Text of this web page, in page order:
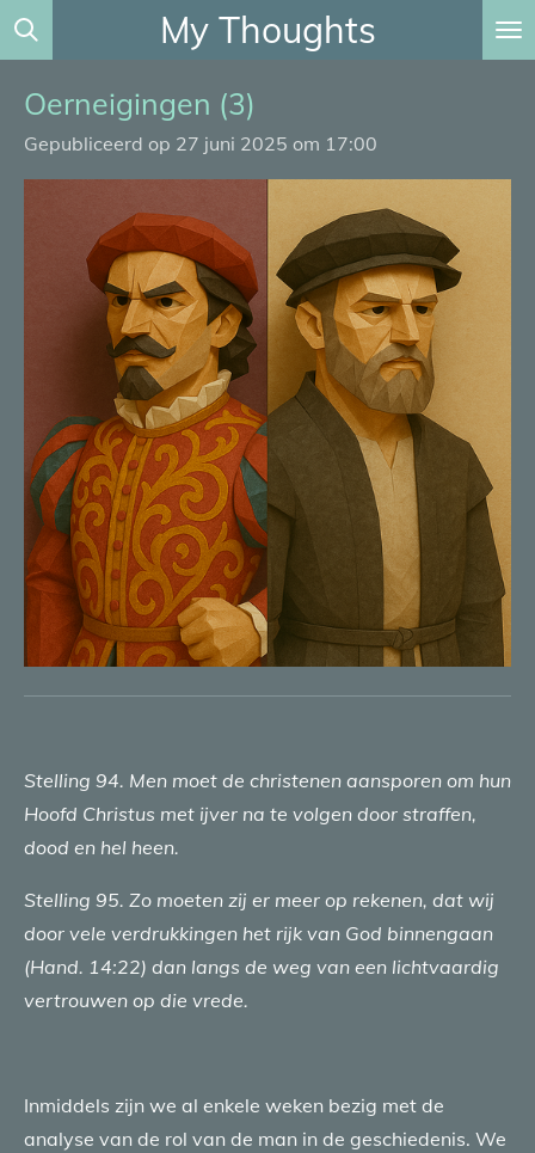
Ga
direct
naar
hoofdinhoud
My Thoughts
Oerneigingen (3)
Gepubliceerd op 27 juni 2025 om 17:00
Stelling 94. Men moet de christenen aansporen om hun
Hoofd Christus met ijver na te volgen door straffen,
dood en hel heen.
Stelling 95. Zo moeten zij er meer op rekenen, dat wij
door vele verdrukkingen het rijk van God binnengaan
(Hand. 14:22) dan langs de weg van een lichtvaardig
vertrouwen op die vrede.
Inmiddels zijn we al enkele weken bezig met de
analyse van de rol van de man in de geschiedenis. We